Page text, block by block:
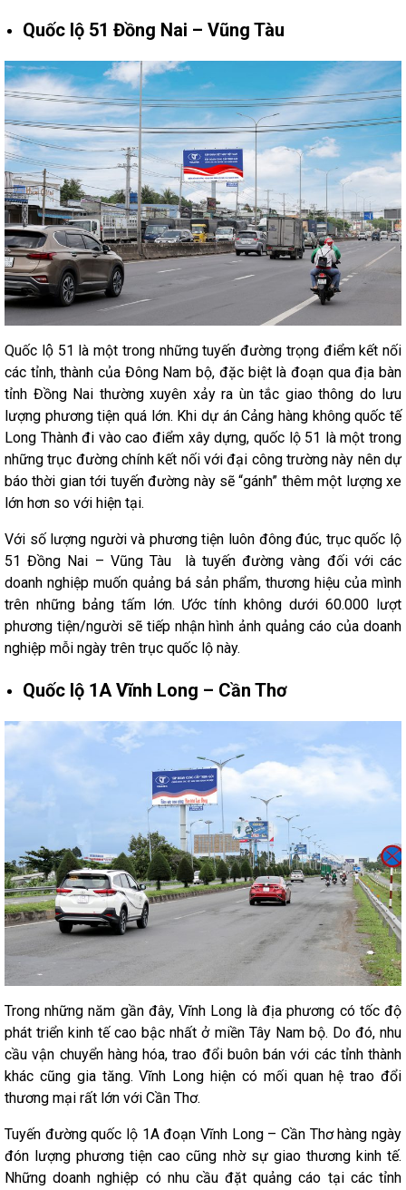
Quốc lộ 51 Đồng Nai – Vũng Tàu
Quốc lộ 51 là một trong những tuyến đường trọng điểm kết nối
các tỉnh, thành của Đông Nam bộ, đặc biệt là đoạn qua địa bàn
tỉnh Đồng Nai thường xuyên xảy ra ùn tắc giao thông do lưu
lượng phương tiện quá lớn. Khi dự án Cảng hàng không quốc tế
Long Thành đi vào cao điểm xây dựng, quốc lộ 51 là một trong
những trục đường chính kết nối với đại công trường này nên dự
báo thời gian tới tuyến đường này sẽ “gánh” thêm một lượng xe
lớn hơn so với hiện tại.
Với số lượng người và phương tiện luôn đông đúc, trục quốc lộ
51 Đồng Nai – Vũng Tàu là tuyến đường vàng đối với các
doanh nghiệp muốn quảng bá sản phẩm, thương hiệu của mình
trên những bảng tấm lớn. Ước tính không dưới 60.000 lượt
phương tiện/người sẽ tiếp nhận hình ảnh quảng cáo của doanh
nghiệp mỗi ngày trên trục quốc lộ này.
Quốc lộ 1A Vĩnh Long – Cần Thơ
Trong những năm gần đây, Vĩnh Long là địa phương có tốc độ
phát triển kinh tế cao bậc nhất ở miền Tây Nam bộ. Do đó, nhu
cầu vận chuyển hàng hóa, trao đổi buôn bán với các tỉnh thành
khác cũng gia tăng. Vĩnh Long hiện có mối quan hệ trao đổi
thương mại rất lớn với Cần Thơ.
Tuyến đường quốc lộ 1A đoạn Vĩnh Long – Cần Thơ hàng ngày
đón lượng phương tiện cao cũng nhờ sự giao thương kinh tế.
Những doanh nghiệp có nhu cầu đặt quảng cáo tại các tỉnh